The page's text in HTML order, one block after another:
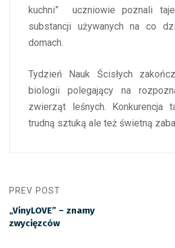
kuchni” uczniowie poznali
substancji używanych na co
domach.
Tydzień Nauk Ścisłych
biologii polegający na
zwierząt leśnych. Konkurencja
trudną sztuką ale też świetną
PREV POST
„VinyLOVE” – znamy
zwycięzców